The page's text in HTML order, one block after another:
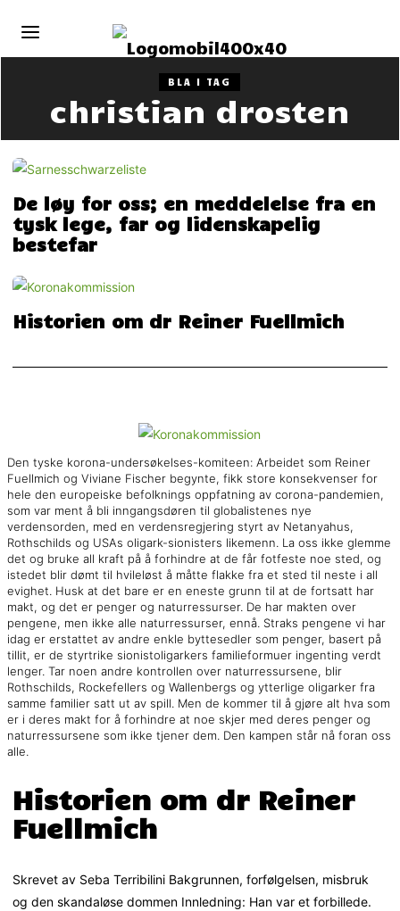
BLA I TAG
christian drosten
De løy for oss; en meddelelse fra en
tysk lege, far og lidenskapelig
bestefar
Historien om dr Reiner Fuellmich
Den tyske korona-undersøkelses-komiteen: Arbeidet som Reiner
Fuellmich og Viviane Fischer begynte, fikk store konsekvenser for
hele den europeiske befolknings oppfatning av corona-pandemien,
som var ment å bli inngangsdøren til globalistenes nye
verdensorden, med en verdensregjering styrt av Netanyahus,
Rothschilds og USAs oligark-sionisters likemenn. La oss ikke glemme
det og bruke all kraft på å forhindre at de får fotfeste noe sted, og
istedet blir dømt til hvileløst å måtte flakke fra et sted til neste i all
evighet. Husk at det bare er en eneste grunn til at de fortsatt har
makt, og det er penger og naturressurser. De har makten over
pengene, men ikke alle naturressurser, ennå. Straks pengene vi har
idag er erstattet av andre enkle byttesedler som penger, basert på
tillit, er de styrtrike sionistoligarkers familieformuer ingenting verdt
lenger. Tar noen andre kontrollen over naturressursene, blir
Rothschilds, Rockefellers og Wallenbergs og ytterlige oligarker fra
samme familier satt ut av spill. Men de kommer til å gjøre alt hva som
er i deres makt for å forhindre at noe skjer med deres penger og
naturressursene som ikke tjener dem. Den kampen står nå foran oss
alle.
Historien om dr Reiner
Fuellmich
Skrevet av Seba Terribilini Bakgrunnen, forfølgelsen, misbruk
og den skandaløse dommen Innledning: Han var et forbillede.